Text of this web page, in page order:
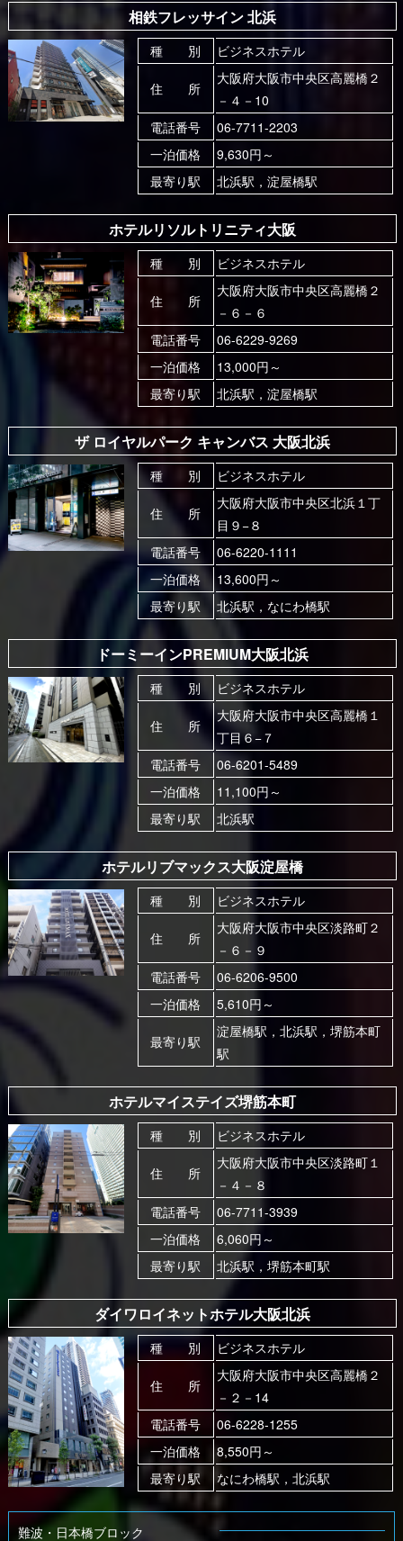
相鉄フレッサイン 北浜
種 別 ビジネスホテル
住 所
大阪府大阪市中央区高麗橋２
－４－10
電話番号
06-7711-2203
一泊価格
9,630円～
最寄り駅
北浜駅，淀屋橋駅
ホテルリソルトリニティ大阪
種 別 ビジネスホテル
住 所
大阪府大阪市中央区高麗橋２
－６－６
電話番号
06-6229-9269
一泊価格
13,000円～
最寄り駅
北浜駅，淀屋橋駅
ザ ロイヤルパーク キャンバス 大阪北浜
種 別 ビジネスホテル
住 所
大阪府大阪市中央区北浜１丁
目９−８
電話番号
06-6220-1111
一泊価格
13,600円～
最寄り駅
北浜駅，なにわ橋駅
ドーミーインPREMIUM大阪北浜
種 別 ビジネスホテル
住 所
大阪府大阪市中央区高麗橋１
丁目６−７
電話番号
06-6201-5489
一泊価格
11,100円～
最寄り駅
北浜駅
ホテルリブマックス大阪淀屋橋
種 別 ビジネスホテル
住 所
大阪府大阪市中央区淡路町２
－６－９
電話番号
06-6206-9500
一泊価格
5,610円～
最寄り駅
淀屋橋駅，北浜駅，堺筋本町
駅
ホテルマイステイズ堺筋本町
種 別 ビジネスホテル
住 所
大阪府大阪市中央区淡路町１
－４－８
電話番号
06-7711-3939
一泊価格
6,060円～
最寄り駅
北浜駅，堺筋本町駅
ダイワロイネットホテル大阪北浜
種 別 ビジネスホテル
住 所
大阪府大阪市中央区高麗橋２
－２－14
電話番号
06-6228-1255
一泊価格
8,550円～
最寄り駅
なにわ橋駅，北浜駅
難波・日本橋ブロック